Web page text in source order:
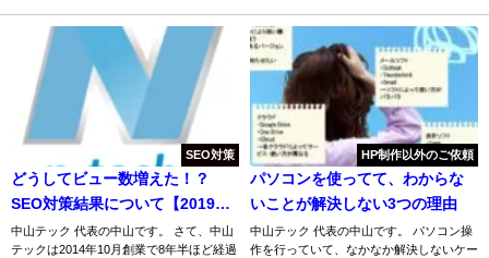
SEO対策
どうしてビュー数増えた！？
SEO対策結果について【2019〜
2023/6】
中山テック 代表の中山です。 さて、中山
テックは2014年10月創業で8年半ほど経過
HP制作以外のご依頼
パソコンを使ってて、わからな
いことが解決しない3つの理由
中山テック 代表の中山です。 パソコン操
作を行っていて、なかなか解決しないケー